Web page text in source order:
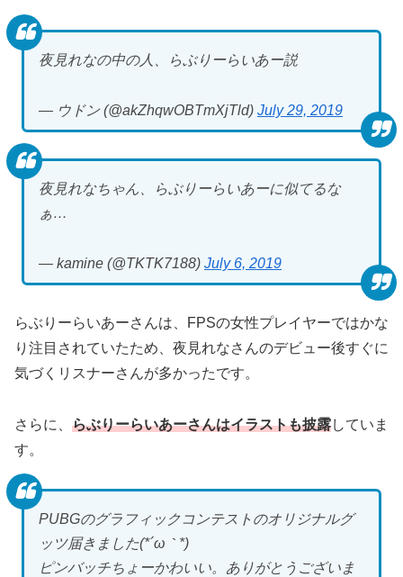
夜見れなの中の人、らぶりーらいあー説
— ウドン (@akZhqwOBTmXjTld) July 29, 2019
夜見れなちゃん、らぶりーらいあーに似てるな
ぁ…
— kamine (@TKTK7188) July 6, 2019
らぶりーらいあーさんは、FPSの女性プレイヤーではかな
り注目されていたため、夜見れなさんのデビュー後すぐに
気づくリスナーさんが多かったです。
さらに、 らぶりーらいあーさんはイラストも披露していま
す。
PUBGのグラフィックコンテストのオリジナルグ
ッツ届きました(*´ω｀*)
ピンバッチちょーかわいい。ありがとうございま